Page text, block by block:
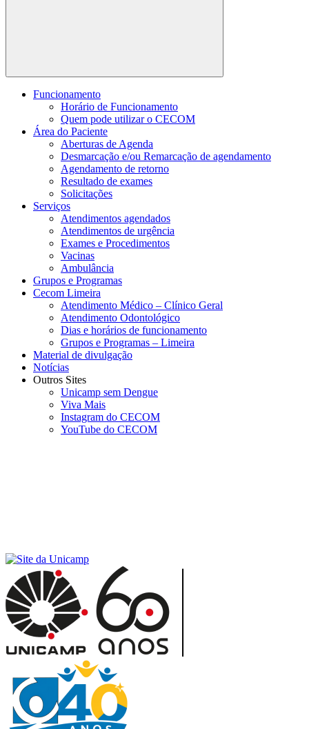
Buscar
Funcionamento
Horário de Funcionamento
Quem pode utilizar o CECOM
Área do Paciente
Aberturas de Agenda
Desmarcação e/ou Remarcação de agendamento
Agendamento de retorno
Resultado de exames
Solicitações
Serviços
Atendimentos agendados
Atendimentos de urgência
Exames e Procedimentos
Vacinas
Ambulância
Grupos e Programas
Cecom Limeira
Atendimento Médico – Clínico Geral
Atendimento Odontológico
Dias e horários de funcionamento
Grupos e Programas – Limeira
Material de divulgação
Notícias
Outros Sites
Unicamp sem Dengue
Viva Mais
Instagram do CECOM
YouTube do CECOM